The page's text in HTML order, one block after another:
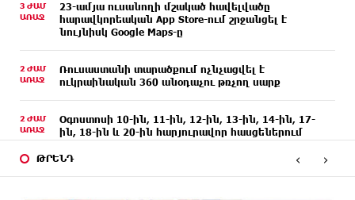
3 ԺԱՄ
ԱՌԱՋ
23-ամյա ուսանողի մշակած հավելվածը
հարավկորեական App Store-ում շրջանցել է
նույնիսկ Google Maps-ը
2 ԺԱՄ
ԱՌԱՋ
Ռուսաստանի տարածքում ոչնչացվել է
ուկրաինական 360 անօդաչու թռչող սարք
2 ԺԱՄ
ԱՌԱՋ
Օգոստոսի 10-ին, 11-ին, 12-ին, 13-ին, 14-ին, 17-
ին, 18-ին և 20-ին հարյուրավոր հասցեներում
ԹՐԵՆԴ ‹ ›